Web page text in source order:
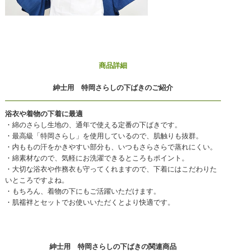
商品詳細
紳士用 特岡さらしの下ばきのご紹介
浴衣や着物の下着に最適
・綿のさらし生地の、通年で使える定番の下ばきです。
・最高級「特岡さらし」を使用しているので、肌触りも抜群。
・内ももの汗をかきやすい部分も、いつもさらさらで蒸れにくい。
・綿素材なので、気軽にお洗濯できるところもポイント。
・大切な浴衣や作務衣も守ってくれますので、下着にはこだわりた
いところですよね。
・もちろん、着物の下にもご活躍いただけます。
・肌襦袢とセットでお使いいただくとより快適です。
紳士用 特岡さらしの下ばきの関連商品